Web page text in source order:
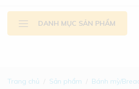
DANH MỤC SẢN PHẨM
Trang chủ Sản phẩm Bánh mỳ/